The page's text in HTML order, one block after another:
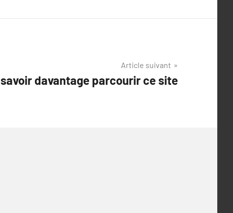
Article suivant
davantage parcourir ce site